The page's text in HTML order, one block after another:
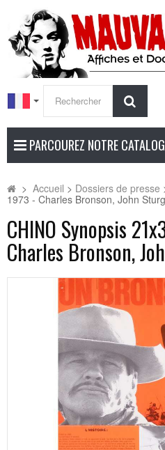
PARCOUREZ NOTRE
> Accueil > Dossiers de presse
1973 - Charles Bronson, John
CHINO Synopsis
Charles Bronson,